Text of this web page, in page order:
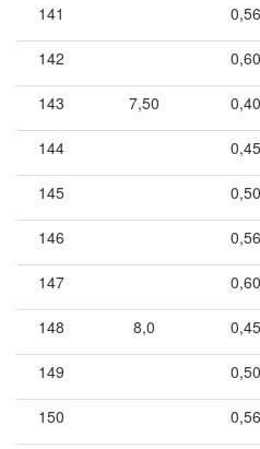
141 0,56
142 0,60
143 7,50 0,40
144 0,45
145 0,50
146 0,56
147 0,60
148 8,0 0,45
149 0,50
150 0,56